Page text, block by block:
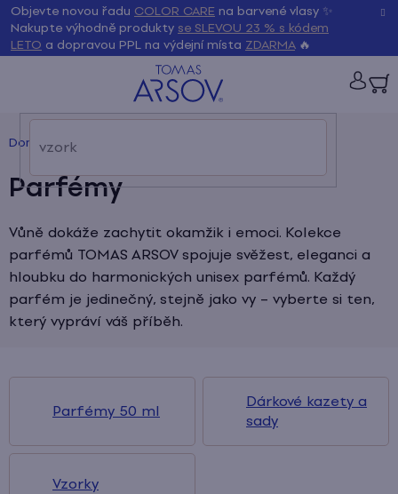
Přejít
na
obsah
Objevte novou řadu COLOR CARE na barvené vlasy ✨
Nakupte výhodně produkty se SLEVOU 23 % s kódem
LETO a dopravou PPL na výdejní místa ZDARMA🔥
Domů / Parfémy
Parfémy
Vůně dokáže zachytit okamžik i emoci. Kolekce
parfémů TOMAS ARSOV spojuje svěžest, eleganci a
hloubku do harmonických unisex parfémů. Každý
parfém je jedinečný, stejně jako vy – vyberte si ten,
který vypráví váš příběh.
Parfémy 50 ml
Dárkové kazety a
sady
Vzorky
K
o
Zpět
Zpět